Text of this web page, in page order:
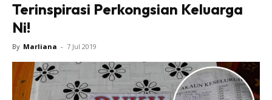
Terinspirasi Perkongsian Keluarga
Ni!
By Marliana - 7 Jul 2019